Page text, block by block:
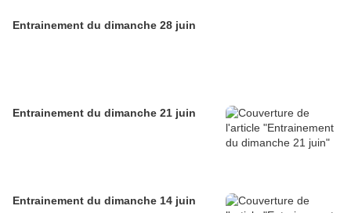
Entrainement du dimanche 28 juin
Entrainement du dimanche 21 juin
Entrainement du dimanche 14 juin